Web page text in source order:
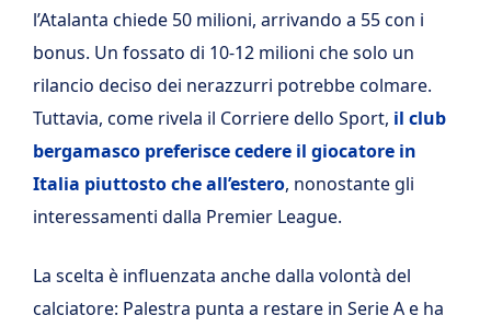
l’Atalanta chiede 50 milioni, arrivando a 55 con i
bonus. Un fossato di 10-12 milioni che solo un
rilancio deciso dei nerazzurri potrebbe colmare.
Tuttavia, come rivela il Corriere dello Sport, il club
bergamasco preferisce cedere il giocatore in
Italia piuttosto che all’estero, nonostante gli
interessamenti dalla Premier League.
La scelta è influenzata anche dalla volontà del
calciatore: Palestra punta a restare in Serie A e ha